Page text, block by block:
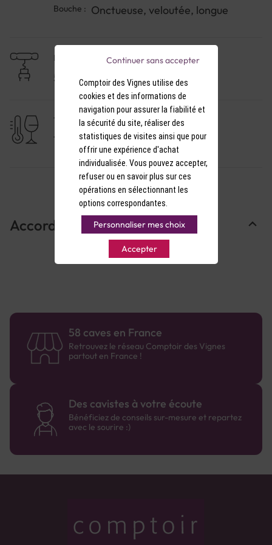
Bouche : Onctueuse, veloutée, longue
NIVEAU DE GARDE
5 à 10 ans
TEMPÉRATURE DE SERVICE
15-16°C
Accords Mets & Vins
58 caves en France
Retrouvez le réseau Comptoir des Vignes
partout en France !
Des cavistes à votre écoute
Bénéficiez de conseils sur-mesure et repartez
avec le sourire :)
Comptoir des Vignes utilise des
cookies et des informations de
navigation pour assurer la fiabilité et
la sécurité du site, réaliser des
statistiques de visites ainsi que pour
offrir une expérience d'achat
individualisée. Vous pouvez accepter,
refuser ou en savoir plus sur ces
opérations en sélectionnant les
options correspondantes.
Personnaliser mes choix
Accepter
Continuer sans accepter